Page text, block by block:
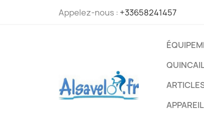
Appelez-nous : +33658241457